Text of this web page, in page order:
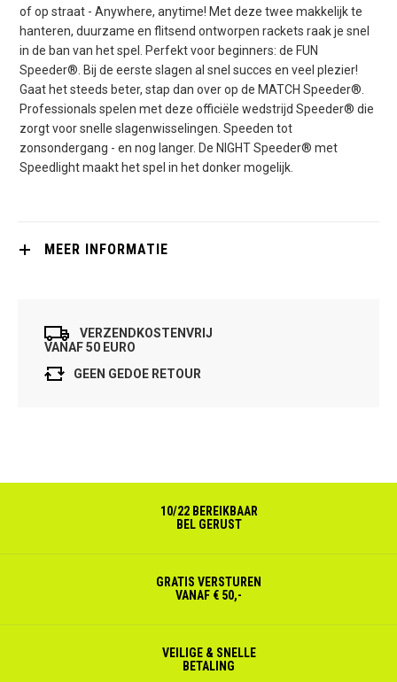
of op straat - Anywhere, anytime! Met deze twee makkelijk te
hanteren, duurzame en flitsend ontworpen rackets raak je snel
in de ban van het spel. Perfekt voor beginners: de FUN
Speeder®. Bij de eerste slagen al snel succes en veel plezier!
Gaat het steeds beter, stap dan over op de MATCH Speeder®.
Professionals spelen met deze officiële wedstrijd Speeder® die
zorgt voor snelle slagenwisselingen. Speeden tot
zonsondergang - en nog langer. De NIGHT Speeder® met
Speedlight maakt het spel in het donker mogelijk.
MEER INFORMATIE
VERZENDKOSTENVRIJ
VANAF 50 EURO
GEEN GEDOE RETOUR
10/22 BEREIKBAAR
BEL GERUST
GRATIS VERSTUREN
VANAF € 50,-
VEILIGE & SNELLE
BETALING